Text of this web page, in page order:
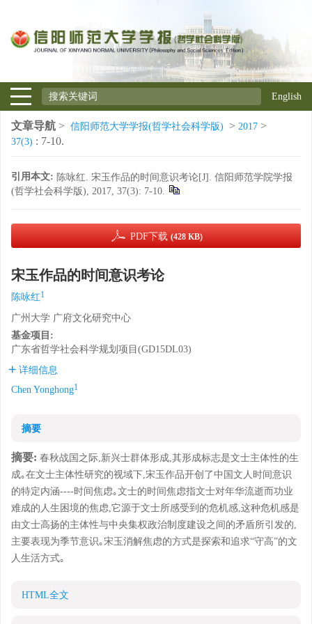
English
文章导航 > 信阳师范大学学报(哲学社会科学版) > 2017 >
37(3) : 7-10.
引用本文: 陈咏红. 宋玉作品的时间意识考论[J]. 信阳师范学院学报
(哲学社会科学版), 2017, 37(3): 7-10.
PDF下载 (428 KB)
宋玉作品的时间意识考论
陈咏红1
广州大学 广府文化研究中心
基金项目:
广东省哲学社会科学规划项目(GD15DL03)
详细信息
Chen Yonghong1
摘要
摘要: 春秋战国之际,新兴士群体形成,其形成标志是文士主体性的生
成｡在文士主体性研究的视域下,宋玉作品开创了中国文人时间意识
的特定内涵----时间焦虑｡文士的时间焦虑指文士对年华流逝而功业
难成的人生困境的焦虑,它源于文士所感受到的危机感,这种危机感是
由文士高扬的主体性与中央集权政治制度建设之间的矛盾所引发的,
主要表现为季节意识｡宋玉消解焦虑的方式是探索和追求“守高”的文
人生活方式｡
HTML全文